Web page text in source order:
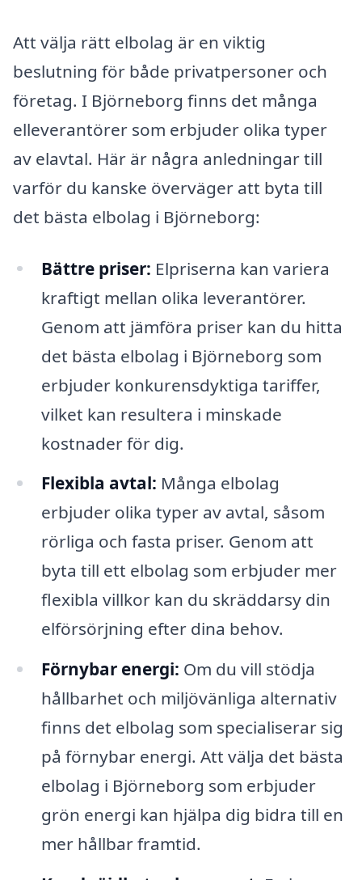
Att välja rätt elbolag är en viktig
beslutning för både privatpersoner och
företag. I Björneborg finns det många
elleverantörer som erbjuder olika typer
av elavtal. Här är några anledningar till
varför du kanske överväger att byta till
det bästa elbolag i Björneborg:
Bättre priser: Elpriserna kan variera
kraftigt mellan olika leverantörer.
Genom att jämföra priser kan du hitta
det bästa elbolag i Björneborg som
erbjuder konkurensdyktiga tariffer,
vilket kan resultera i minskade
kostnader för dig.
Flexibla avtal: Många elbolag
erbjuder olika typer av avtal, såsom
rörliga och fasta priser. Genom att
byta till ett elbolag som erbjuder mer
flexibla villkor kan du skräddarsy din
elförsörjning efter dina behov.
Förnybar energi: Om du vill stödja
hållbarhet och miljövänliga alternativ
finns det elbolag som specialiserar sig
på förnybar energi. Att välja det bästa
elbolag i Björneborg som erbjuder
grön energi kan hjälpa dig bidra till en
mer hållbar framtid.